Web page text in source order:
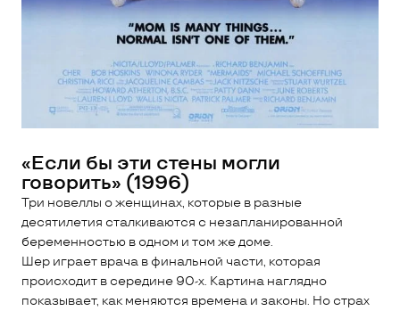
«Если бы эти стены могли
говорить» (1996)
Три новеллы о женщинах, которые в разные
десятилетия сталкиваются с незапланированной
беременностью в одном и том же доме.
Шер играет врача в финальной части, которая
происходит в середине 90-х. Картина наглядно
показывает, как меняются времена и законы. Но страх